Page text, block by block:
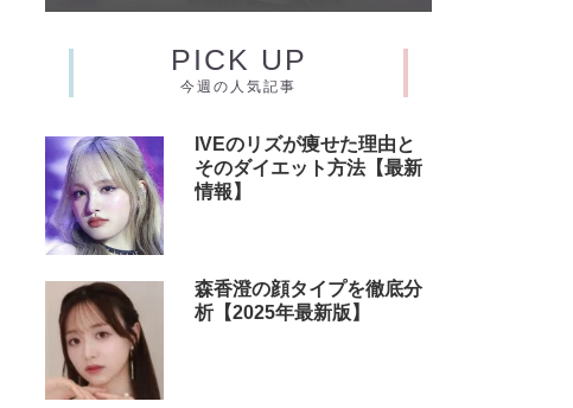
PICK UP
今週の人気記事
IVEのリズが痩せた理由と
そのダイエット方法【最新
情報】
森香澄の顔タイプを徹底分
析【2025年最新版】